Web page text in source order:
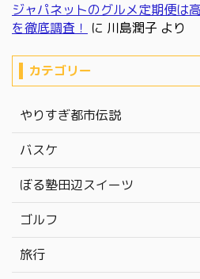
ジャパネットのグルメ定期便は
を徹底調査！ に 川島潤子 より
カテゴリー
やりすぎ都市伝説
バスケ
ぼる塾田辺スイーツ
ゴルフ
旅行